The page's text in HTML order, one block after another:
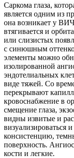
Саркома глаза,
является одним из
она возникает у
втягивается и
или слизистых
с синюшным
элементы можно
изолированной
эндотелиальных
виде тяжей. Со
перекрывают
кровоснабжение в
смещение глаза,
видны извитые и
визуализироваться
консистенцию,
поверхность.
кости и легкие.